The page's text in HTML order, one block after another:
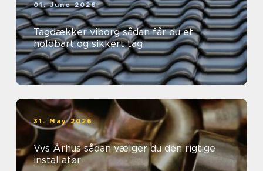
01. June 2026
Tagdækker viborg sådan får du et
holdbart og sikkert tag
31. May 2026
Vvs Århus sådan vælger du den rigtige
installatør